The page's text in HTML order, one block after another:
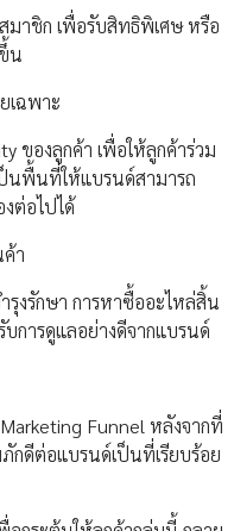
มาชิก เพื่อรับสิทธิพิเศษ หรือ
น
เฉพาะ
ของลูกค้า เพื่อให้ลูกค้าร่วม
นพื้นที่ให้แบรนด์สามารถ
ต่อไปได้
า
รุงรักษา การหาซื้ออะไหล่สิ้น
บการดูแลอย่างดีจากแบรนด์
Funnel หลังจากที่
กดีต่อแบรนด์เป็นที่เรียบร้อย